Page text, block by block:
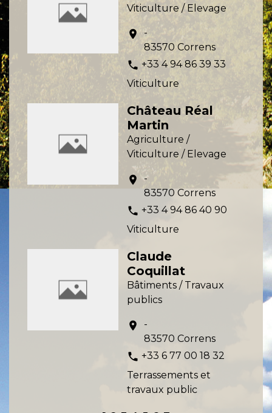
Viticulture / Elevage
location_on
-
83570 Correns
phone +33 4 94 86 39 33
Viticulture
Château Réal
Martin
Agriculture /
Viticulture / Elevage
location_on
-
83570 Correns
phone +33 4 94 86 40 90
Viticulture
Claude
Coquillat
Bâtiments / Travaux
publics
location_on
-
83570 Correns
phone +33 6 77 00 18 32
Terrassements et
travaux public